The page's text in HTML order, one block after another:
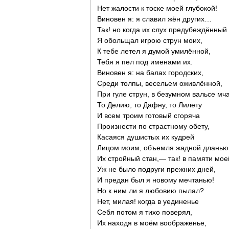
Нет жалости к тоске моей глубокой!
Виновен я: я славил жён других…
Так! но когда их слух предубеждённый
Я обольщал игрою струн моих,
К тебе летел я думой умилённой,
Тебя я пел под именами их.
Виновен я: на балах городских,
Среди толпы, весельем оживлённой,
При гуле струн, в безумном вальсе
То Делию, то Дафну, то Лилету
И всем троим готовый сгоряча
Произнести по страстному обету,
Касаяся душистых их кудрей
Лицом моим, объемля жадной дланью
Их стройный стан,— так! в памяти
Уж не было подруги прежних дней,
И предан был я новому мечтанью!
Но к ним ли я любовию пылал?
Нет, милая! когда в уединенье
Себя потом я тихо поверял,
Их находя в моём воображенье,